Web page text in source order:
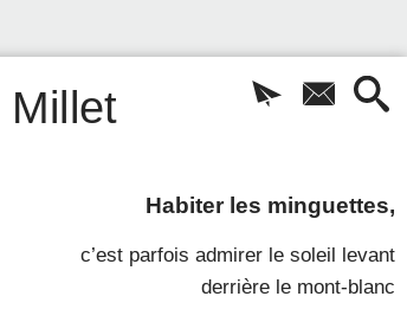
Habiter les minguettes,
c’est parfois admirer le soleil levant
derrière le mont-blanc